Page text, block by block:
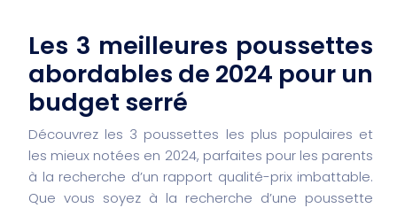
Les 3 meilleures poussettes
abordables de 2024 pour un
budget serré
Découvrez les 3 poussettes les plus populaires et
les mieux notées en 2024, parfaites pour les parents
à la recherche d’un rapport qualité-prix imbattable.
Que vous soyez à la recherche d’une poussette